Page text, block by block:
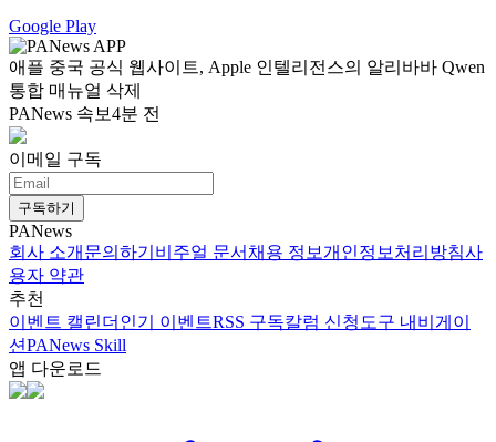
Google Play
애플 중국 공식 웹사이트, Apple 인텔리전스의 알리바바 Qwen
통합 매뉴얼 삭제
PANews 속보4분 전
이메일 구독
구독하기
PANews
회사 소개 문의하기 비주얼 문서 채용 정보개인정보처리방침사
용자 약관
추천
이벤트 캘린더 인기 이벤트RSS 구독칼럼 신청 도구 내비게이
션PANews Skill
앱 다운로드